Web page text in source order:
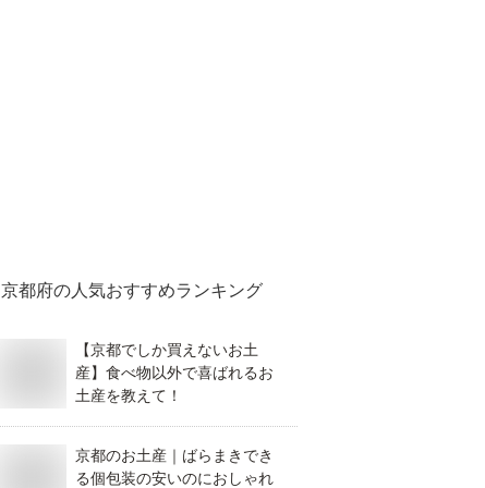
京都府の人気おすすめランキング
【京都でしか買えないお土
産】食べ物以外で喜ばれるお
土産を教えて！
京都のお土産｜ばらまきでき
る個包装の安いのにおしゃれ